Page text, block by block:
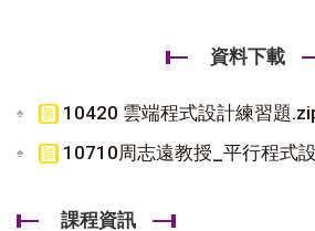
資料下載
10420 雲端程式設計練習題
10710周志遠教授_平行程式
課程資訊